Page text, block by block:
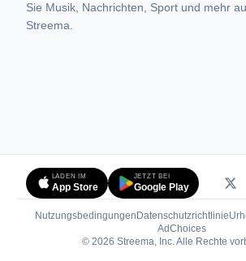
Sie Musik, Nachrichten, Sport und mehr
Streema.
LADEN IM
App Store
JETZT BEI
Google Play
Nutzungsbedingungen Datenschutzrichtlinie
AdChoices(öffnet in
© 2026 Streema, Inc. Alle Rechte